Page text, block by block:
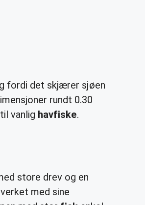
fordi det skjærer sjøen
rundt 0.30
vanlig havfiske.
store drev og en
med sine